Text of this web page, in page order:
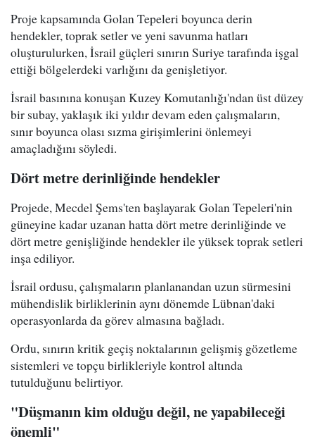
Proje kapsamında Golan Tepeleri boyunca derin
hendekler, toprak setler ve yeni savunma hatları
oluşturulurken, İsrail güçleri sınırın Suriye tarafında işgal
ettiği bölgelerdeki varlığını da genişletiyor.
İsrail basınına konuşan Kuzey Komutanlığı'ndan üst düzey
bir subay, yaklaşık iki yıldır devam eden çalışmaların,
sınır boyunca olası sızma girişimlerini önlemeyi
amaçladığını söyledi.
Dört metre derinliğinde hendekler
Projede, Mecdel Şems'ten başlayarak Golan Tepeleri'nin
güneyine kadar uzanan hatta dört metre derinliğinde ve
dört metre genişliğinde hendekler ile yüksek toprak setleri
inşa ediliyor.
İsrail ordusu, çalışmaların planlanandan uzun sürmesini
mühendislik birliklerinin aynı dönemde Lübnan'daki
operasyonlarda da görev almasına bağladı.
Ordu, sınırın kritik geçiş noktalarının gelişmiş gözetleme
sistemleri ve topçu birlikleriyle kontrol altında
tutulduğunu belirtiyor.
"Düşmanın kim olduğu değil, ne yapabileceği
önemli"